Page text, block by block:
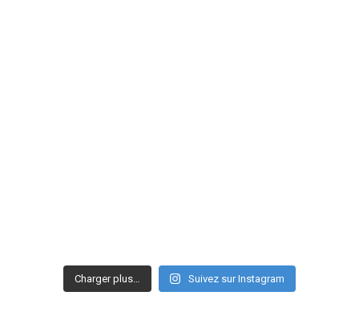
Charger plus… Suivez sur Instagram